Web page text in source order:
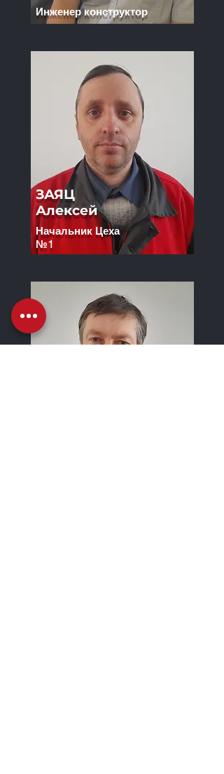
Инженер конструктор
ЗАЯЦ
Алексей
Начальник Цеха
№1